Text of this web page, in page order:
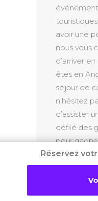
Réservez
avoir une
nous vous
d’arriver
êtes en
séjour de
n’hésitez
d’assister
défilé des
pour
la
pour une
les
leurs